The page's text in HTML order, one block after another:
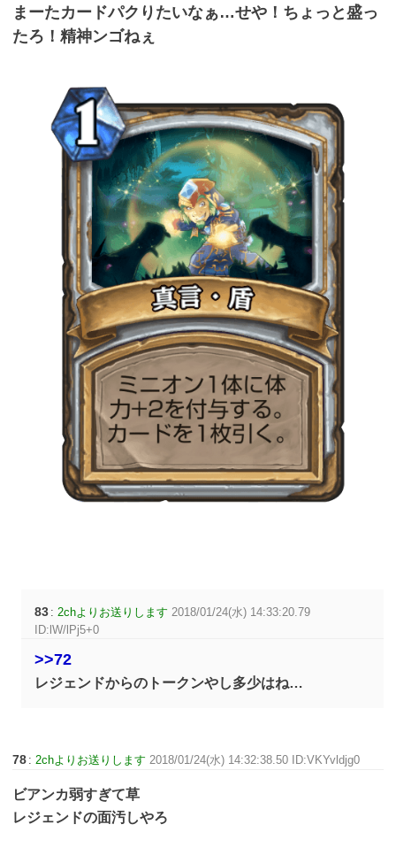
まーたカードパクりたいなぁ…せや！ちょっと盛っ
たろ！精神ンゴねぇ
83 :2chよりお送りします 2018/01/24(水) 14:33:20.79
ID:lW/lPj5+0
>>72
レジェンドからのトークンやし多少はね…
78 :2chよりお送りします 2018/01/24(水) 14:32:38.50 ID:VKYvldjg0
ビアンカ弱すぎて草
レジェンドの面汚しやろ